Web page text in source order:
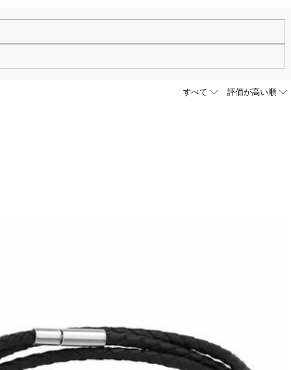
ております。
し、最上級位のスーパーキュービックジルコニアとなります。
りしており、予定作業時間は商品ページに記載しております。そしてご購
確認ください。
地域によって送料が異なります。また、海外配送の際は受取人様に関税
します。詳細は
までご連絡ください。ご連絡頂く時に注文番号もお送りください。
惑メールフォルダに届いているDrawelryからのメールを迷惑メールでな